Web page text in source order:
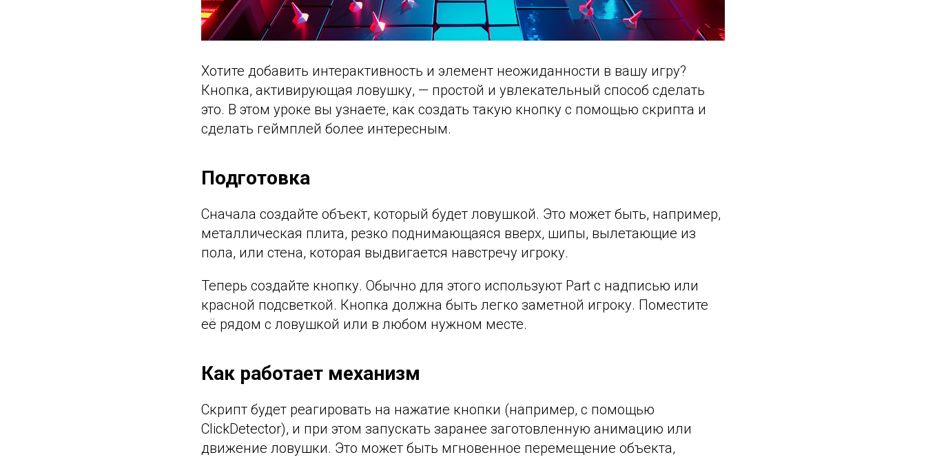
Хотите добавить интерактивность и элемент неожиданности в вашу игру?
Кнопка, активирующая ловушку, — простой и увлекательный способ сделать
это. В этом уроке вы узнаете, как создать такую кнопку с помощью скрипта и
сделать геймплей более интересным.
Подготовка
Сначала создайте объект, который будет ловушкой. Это может быть, например,
металлическая плита, резко поднимающаяся вверх, шипы, вылетающие из
пола, или стена, которая выдвигается навстречу игроку.
Теперь создайте кнопку. Обычно для этого используют Part с надписью или
красной подсветкой. Кнопка должна быть легко заметной игроку. Поместите
её рядом с ловушкой или в любом нужном месте.
Как работает механизм
Скрипт будет реагировать на нажатие кнопки (например, с помощью
ClickDetector), и при этом запускать заранее заготовленную анимацию или
движение ловушки. Это может быть мгновенное перемещение объекта,